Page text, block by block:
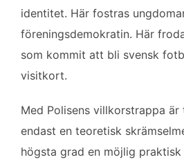
identitet. Här fostras
föreningsdemokratin. Här
som kommit att bli svensk
visitkort.
Med Polisens villkorstrappa
endast en teoretisk
högsta grad en möjlig